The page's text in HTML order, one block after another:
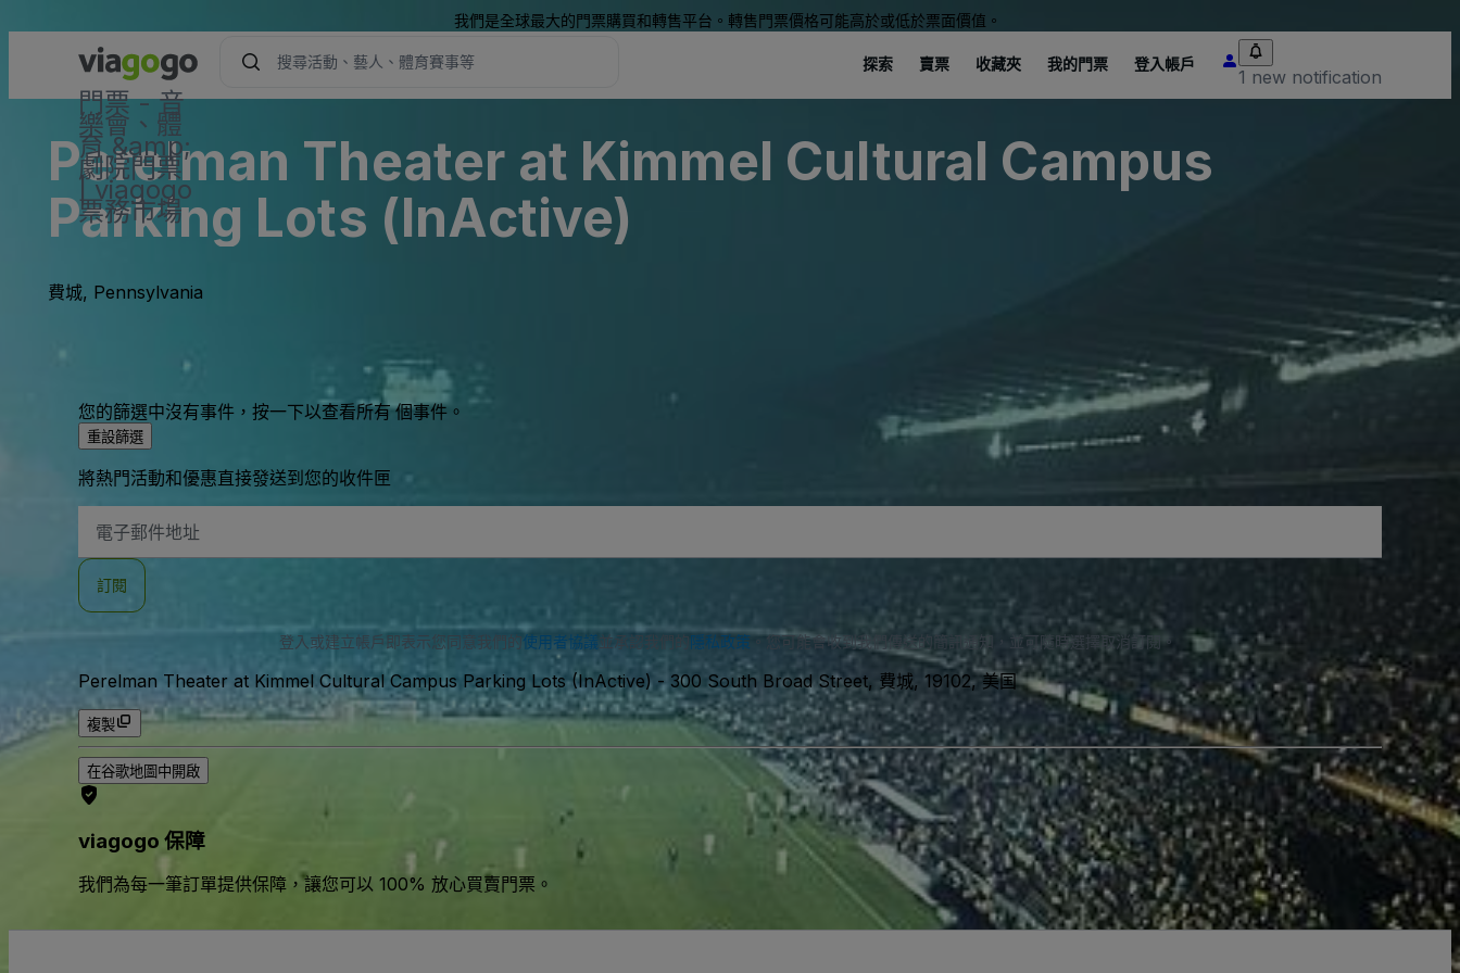
我們是全球最大的門票購買和轉售平台。轉售門票價格可能高於或低於票面價值。
門票 - 音
樂會、體
育 &amp;
劇院門票
| viagogo
票務市場
探索 賣票 收藏夾 我的門票 登入帳戶
1 new notification
Perelman Theater at Kimmel Cultural Campus
Parking Lots (InActive)
費城, Pennsylvania
您的篩選中沒有事件，按一下以查看所有 個事件。
重設篩選
將熱門活動和優惠直接發送到您的收件匣
子
地
訂閱
登入或建立帳戶即表示您同意我們的使用者協議 並承認我們的隱私政策 。您可能會收到我們傳送的簡訊通知，並可隨時選擇取消訂閱。
Perelman Theater at Kimmel Cultural Campus Parking Lots (InActive) - 300 South Broad Street, 費城, 19102, 美国
複製
在谷歌地圖中開啟
viagogo 保障
我們為每一筆訂單提供保障，讓您可以 100% 放心買賣門票。